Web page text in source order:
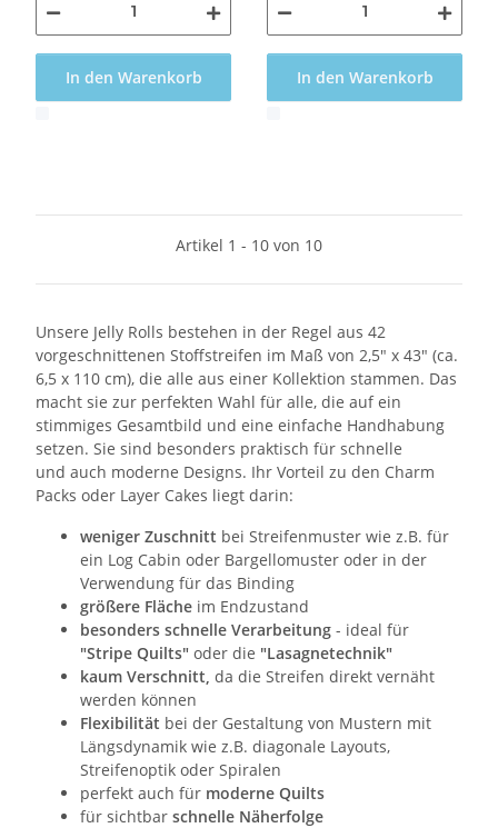
In den Warenkorb In den Warenkorb
Artikel 1 - 10 von 10
Unsere Jelly Rolls bestehen in der Regel aus 42
vorgeschnittenen Stoffstreifen im Maß von 2,5" x 43" (ca.
6,5 x 110 cm), die alle aus einer Kollektion stammen. Das
macht sie zur perfekten Wahl für alle, die auf ein
stimmiges Gesamtbild und eine einfache Handhabung
setzen. Sie sind besonders praktisch für schnelle
und auch moderne Designs. Ihr Vorteil zu den Charm
Packs oder Layer Cakes liegt darin:
weniger Zuschnitt bei Streifenmuster wie z.B. für
ein Log Cabin oder Bargellomuster oder in der
Verwendung für das Binding
größere Fläche im Endzustand
besonders schnelle Verarbeitung - ideal für
"Stripe Quilts" oder die "Lasagnetechnik"
kaum Verschnitt, da die Streifen direkt vernäht
werden können
Flexibilität bei der Gestaltung von Mustern mit
Längsdynamik wie z.B. diagonale Layouts,
Streifenoptik oder Spiralen
perfekt auch für moderne Quilts
für sichtbar schnelle Näherfolge